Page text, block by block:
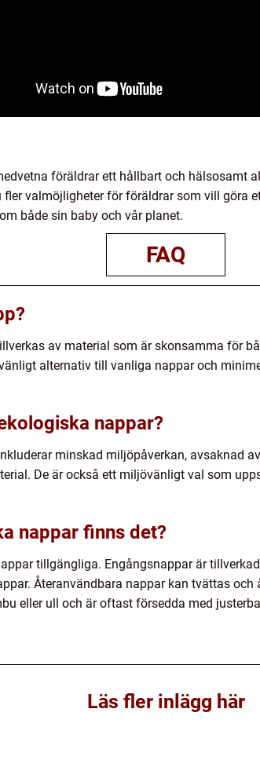
föräldrar ett hållbart och hälsosamt
valmöjligheter för föräldrar som vill göra
både sin baby och vår planet.
FAQ
av material som är skonsamma för
alternativ till vanliga nappar och
nappar?
minskad miljöpåverkan, avsaknad
De är också ett miljövänligt val som
nappar finns det?
tillgängliga. Engångsnappar är
Återanvändbara nappar kan tvättas och
eller ull och är oftast försedda med
Läs fler inlägg här